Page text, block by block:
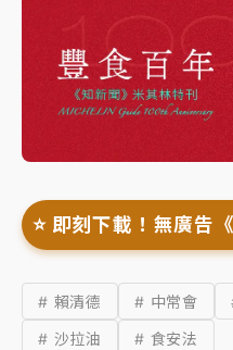
⭐️ 即刻下載！無廣告
# 賴清德 # 中常會
# 沙拉油
# 食安法